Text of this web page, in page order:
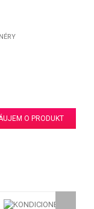
O PRODUKT